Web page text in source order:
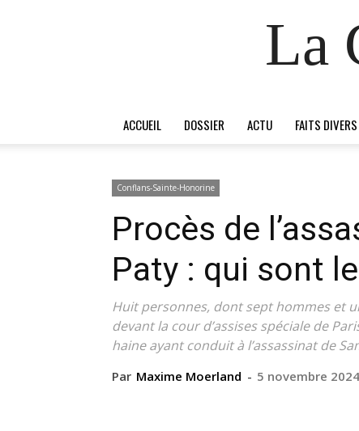
La
ACCUEIL DOSSIER ACTU FAITS DIVERS
Conflans-Sainte-Honorine
Procès de
Paty : qui sont
Huit personnes, dont sept hommes et
devant la cour d’assises spéciale de
haine ayant conduit à l’assassinat de
Par Maxime Moerland - 5 novembre 2024